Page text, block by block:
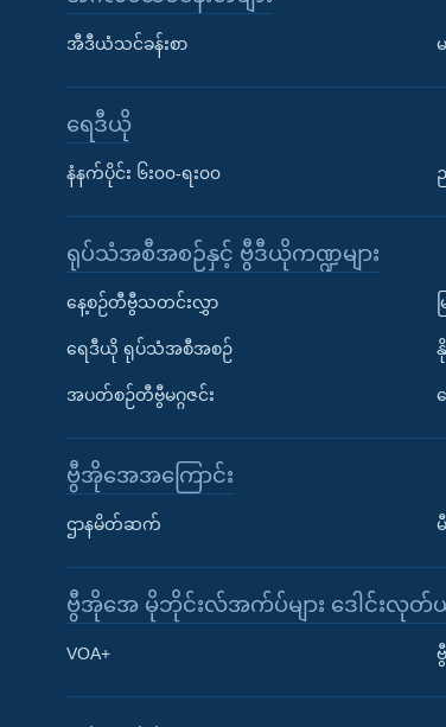
Learning English
အီဒီယံသင်ခန်းစာ
ရေဒီယို
နံနက်ပိုင်း ၆း၀၀-ရး၀၀
ရုပ်သံအစီအစဉ်နှင့် ဗွီဒီယိုကဏ္ဍများ
နေ့စဉ်တီဗွီသတင်းလွှာ
ရေဒီယို ရုပ်သံအစီအစဉ်
အပတ်စဉ်တီဗွီမဂ္ဂဇင်း
ဗွီအိုအေအကြောင်း
ဌာနမိတ်ဆက်
ဗွီအိုအေ မိုဘိုင်းလ်အက်ပ်များ ဒေါင်းလုတ်
VOA+